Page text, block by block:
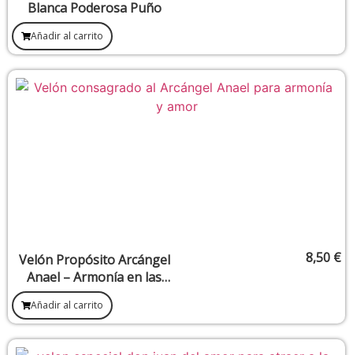
Blanca Poderosa Puño
Añadir al carrito
Velón Propósito Arcángel
Anael – Armonía en las
relaciones y apertura del
corazón
8,50 €
Añadir al carrito